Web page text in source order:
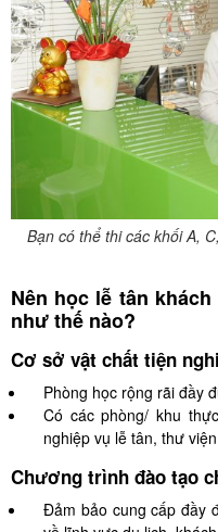
Bạn có thể thi các khối A,
Nên học lễ tân
như thế nào?
Cơ sở vật chất tiện nghi
Phòng học rộng rãi đầy
Có các phòng/ khu
nghiệp vụ lễ tân, thư
Chương trình đào tạo
Đảm bảo cung cấp đầy